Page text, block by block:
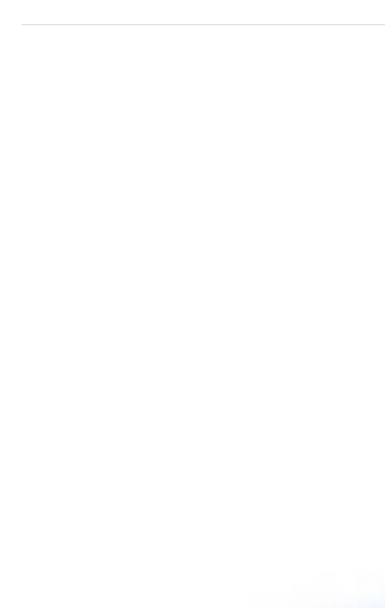
Auxiliar de limpeza que tinha de acompanhar